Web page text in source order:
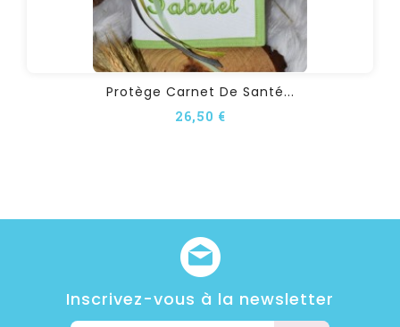
Protège Carnet De Santé...
26,50 €
Inscrivez-vous à la newsletter